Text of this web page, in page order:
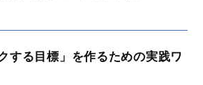
する目標」を作るための実践ワ